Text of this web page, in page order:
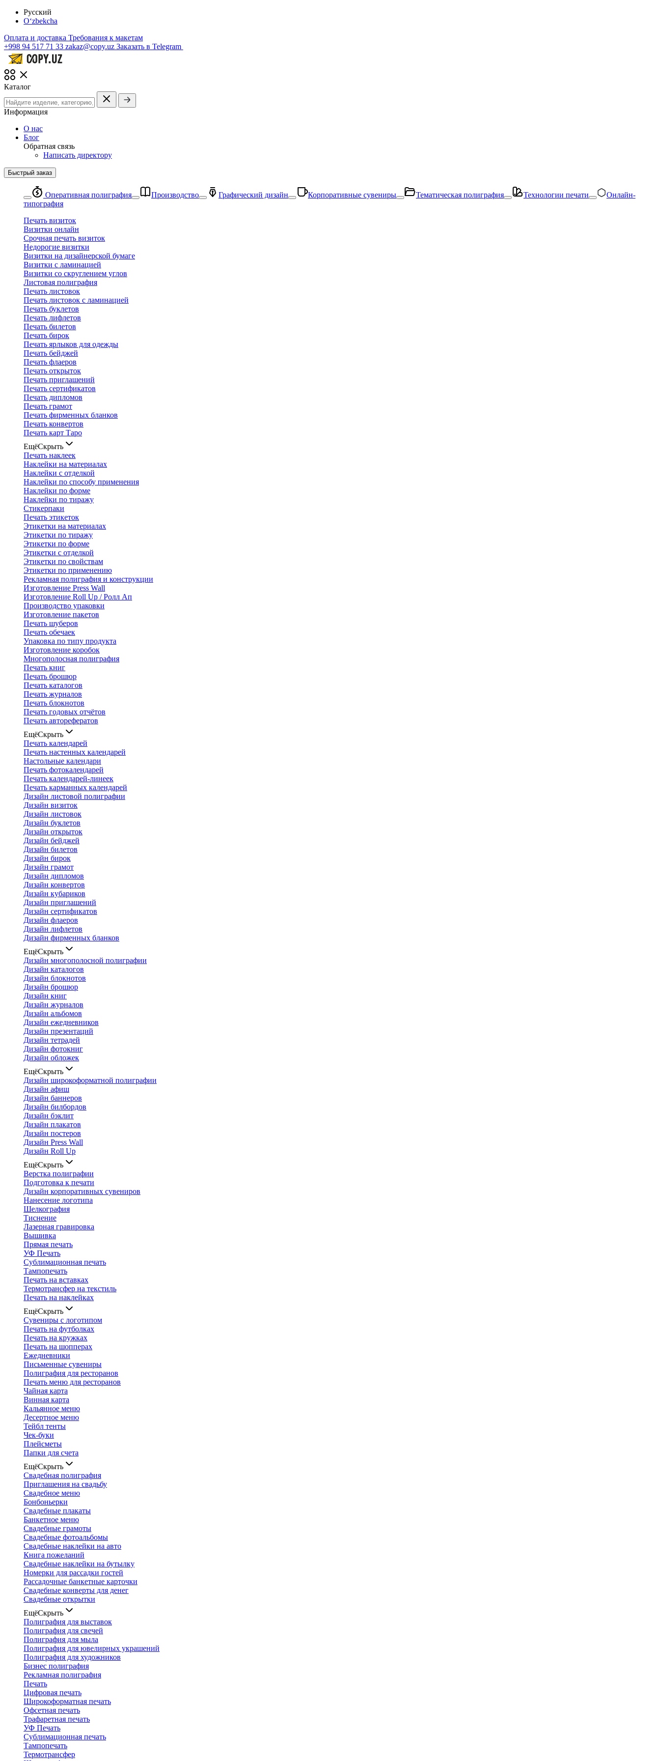
Русский
O‘zbekcha
Оплата и доставка Требования к макетам
+998 94 517 71 33 zakaz@copy.uz Заказать в Telegram
Каталог
Информация
О нас
Блог
Обратная связь
Написать директору
Быстрый заказ
Оперативная полиграфия Производство Графический дизайн Корпоративные сувениры Тематическая полиграфия Технологии печати
Онлайн-
типография
Печать визиток
Визитки онлайн
Срочная печать визиток
Недорогие визитки
Визитки на дизайнерской бумаге
Визитки с ламинацией
Визитки со скруглением углов
Листовая полиграфия
Печать листовок
Печать листовок с ламинацией
Печать буклетов
Печать лифлетов
Печать билетов
Печать бирок
Печать ярлыков для одежды
Печать бейджей
Печать флаеров
Печать открыток
Печать приглашений
Печать сертификатов
Печать дипломов
Печать грамот
Печать фирменных бланков
Печать конвертов
Печать карт Таро
ЕщёСкрыть
Печать наклеек
Наклейки на материалах
Наклейки с отделкой
Наклейки по способу применения
Наклейки по форме
Наклейки по тиражу
Стикерпаки
Печать этикеток
Этикетки на материалах
Этикетки по тиражу
Этикетки по форме
Этикетки с отделкой
Этикетки по свойствам
Этикетки по применению
Рекламная полиграфия и конструкции
Изготовление Press Wall
Изготовление Roll Up / Ролл Ап
Производство упаковки
Изготовление пакетов
Печать шуберов
Печать обечаек
Упаковка по типу продукта
Изготовление коробок
Многополосная полиграфия
Печать книг
Печать брошюр
Печать каталогов
Печать журналов
Печать блокнотов
Печать годовых отчётов
Печать авторефератов
ЕщёСкрыть
Печать календарей
Печать настенных календарей
Настольные календари
Печать фотокалендарей
Печать календарей-линеек
Печать карманных календарей
Дизайн листовой полиграфии
Дизайн визиток
Дизайн листовок
Дизайн буклетов
Дизайн открыток
Дизайн бейджей
Дизайн билетов
Дизайн бирок
Дизайн грамот
Дизайн дипломов
Дизайн конвертов
Дизайн кубариков
Дизайн приглашений
Дизайн сертификатов
Дизайн флаеров
Дизайн лифлетов
Дизайн фирменных бланков
ЕщёСкрыть
Дизайн многополосной полиграфии
Дизайн каталогов
Дизайн блокнотов
Дизайн брошюр
Дизайн книг
Дизайн журналов
Дизайн альбомов
Дизайн ежедневников
Дизайн презентаций
Дизайн тетрадей
Дизайн фотокниг
Дизайн обложек
ЕщёСкрыть
Дизайн широкоформатной полиграфии
Дизайн афиш
Дизайн баннеров
Дизайн билбордов
Дизайн бэклит
Дизайн плакатов
Дизайн постеров
Дизайн Press Wall
Дизайн Roll Up
ЕщёСкрыть
Верстка полиграфии
Подготовка к печати
Дизайн корпоративных сувениров
Нанесение логотипа
Шелкография
Тиснение
Лазерная гравировка
Вышивка
Прямая печать
УФ Печать
Сублимационная печать
Тампопечать
Печать на вставках
Термотрансфер на текстиль
Печать на наклейках
ЕщёСкрыть
Сувениры с логотипом
Печать на футболках
Печать на кружках
Печать на шопперах
Ежедневники
Письменные сувениры
Полиграфия для ресторанов
Печать меню для ресторанов
Чайная карта
Винная карта
Кальянное меню
Десертное меню
Тейбл тенты
Чек-буки
Плейсметы
Папки для счета
ЕщёСкрыть
Свадебная полиграфия
Приглашения на свадьбу
Свадебное меню
Бонбоньерки
Свадебные плакаты
Банкетное меню
Свадебные грамоты
Свадебные фотоальбомы
Свадебные наклейки на авто
Книга пожеланий
Свадебные наклейки на бутылку
Номерки для рассадки гостей
Рассадочные банкетные карточки
Свадебные конверты для денег
Свадебные открытки
ЕщёСкрыть
Полиграфия для выставок
Полиграфия для свечей
Полиграфия для мыла
Полиграфия для ювелирных украшений
Полиграфия для художников
Бизнес полиграфия
Рекламная полиграфия
Печать
Цифровая печать
Широкоформатная печать
Офсетная печать
Трафаретная печать
УФ Печать
Сублимационная печать
Тампопечать
Термотрансфер